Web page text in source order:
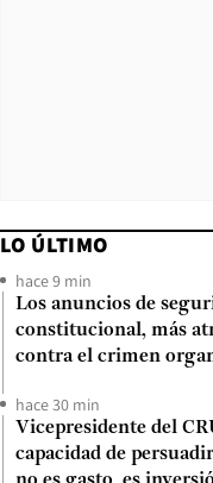
LO ÚLTIMO
hace 9 min
Los anuncios de
constitucional, más
contra el crimen
hace 30 min
Vicepresidente del
capacidad de